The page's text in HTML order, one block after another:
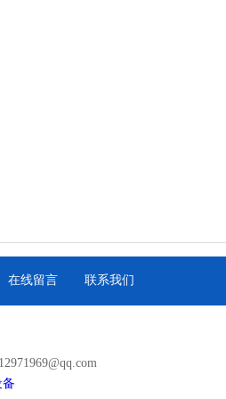
在线留言 联系我们